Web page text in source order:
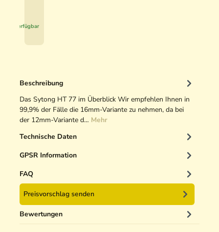
t
i
k
r
i
n
e
r
5
0
verfügbar
Beschreibung
Das Sytong HT 77 im Überblick Wir empfehlen Ihnen in
99,9% der Fälle die 16mm-Variante zu nehmen, da bei
der 12mm-Variante d… Mehr
Technische Daten
GPSR Information
FAQ
Preisvorschlag senden
Bewertungen